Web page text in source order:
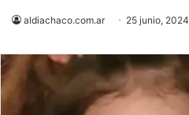
aldiachaco.com.ar 25 junio, 2024